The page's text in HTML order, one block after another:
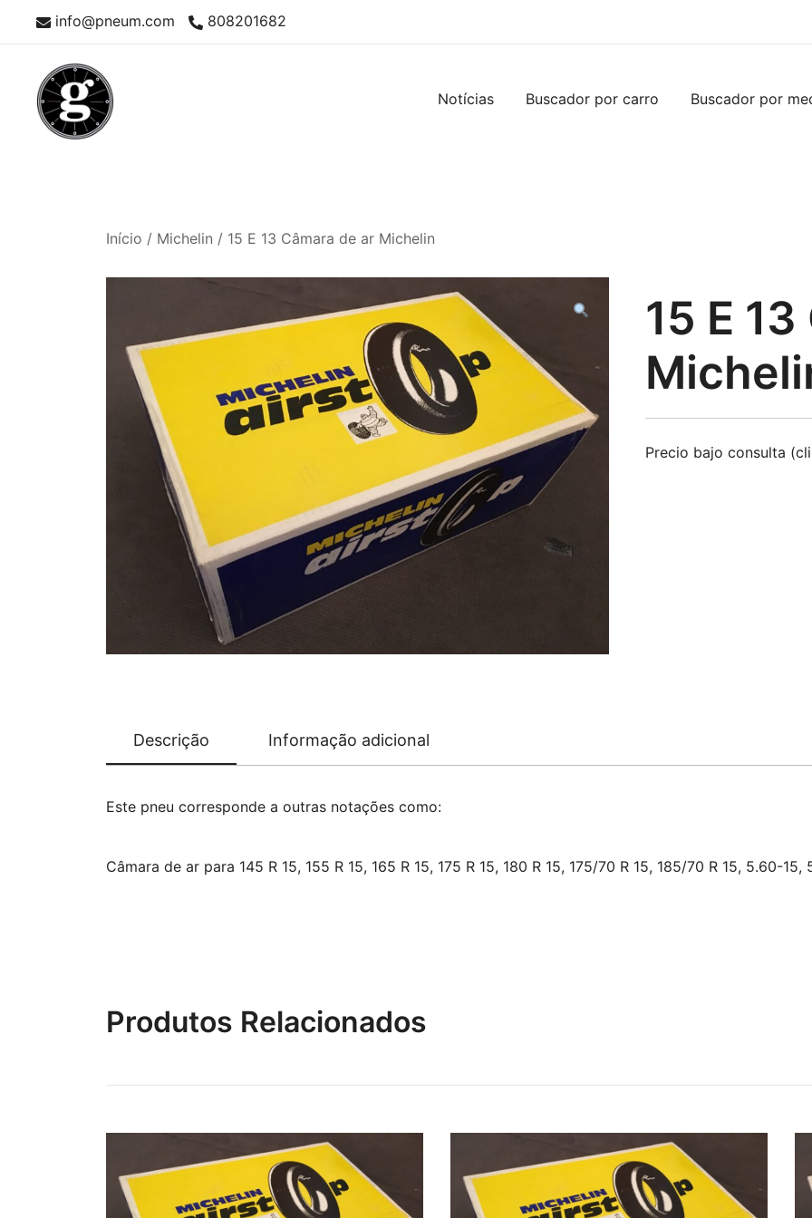
info@pneum.com 808201682
Notícias Buscador por carro Buscador por
Início / Michelin / 15 E 13 Câmara de ar Michelin
15 E
Precio bajo consulta
Descrição Informação adicional
Este pneu corresponde a outras notações como:
Câmara de ar para 145 R 15, 155 R 15, 165 R 15, 175 R 15, 180 R 15, 175/70 R 15, 185/70 R 15, 5.60-15,
Produtos Relacionados